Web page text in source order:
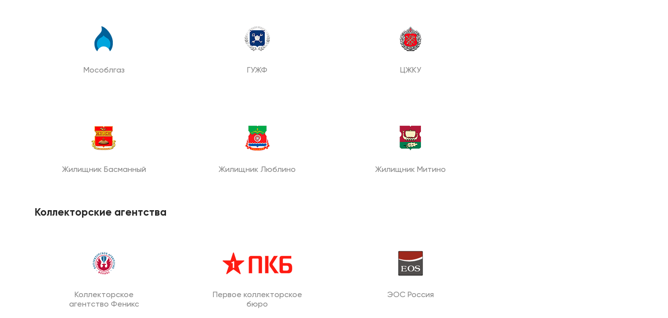
Мособлгаз ГУЖФ ЦЖКУ
Жилищник Басманный Жилищник Люблино Жилищник Митино
Коллекторские агентства
Коллекторское
агентство Феникс
Первое коллекторское
бюро
ЭОС Россия